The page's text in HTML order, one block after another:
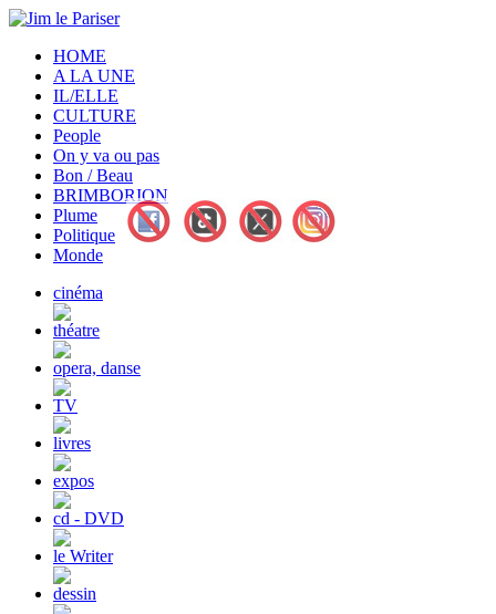
HOME
A LA UNE
IL/ELLE
CULTURE
People
On y va ou pas
Bon / Beau
BRIMBORION
Plume
Politique
Monde
cinéma
théatre
opera, danse
TV
livres
expos
cd - DVD
le Writer
dessin